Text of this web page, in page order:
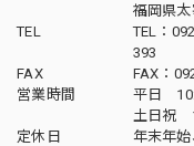
この度は当
ます。素材
ます。何か
りとお申し
申し上げます
福岡県
TEL
TEL：
393
FAX
FAX：
営業時間
平日
土日祝
定休日
年末年